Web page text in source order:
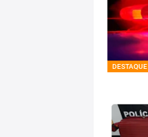
DESTAQUE